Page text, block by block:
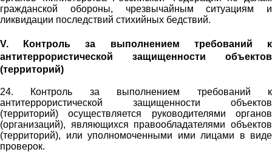
гражданской обороны, чрезвычайным ситуациям и
ликвидации последствий стихийных бедствий.
V. Контроль за выполнением требований к
антитеррористической защищенности объектов
(территорий)
24. Контроль за выполнением требований к
антитеррористической защищенности объектов
(территорий) осуществляется руководителями органов
(организаций), являющихся правообладателями объектов
(территорий), или уполномоченными ими лицами в виде
проверок.